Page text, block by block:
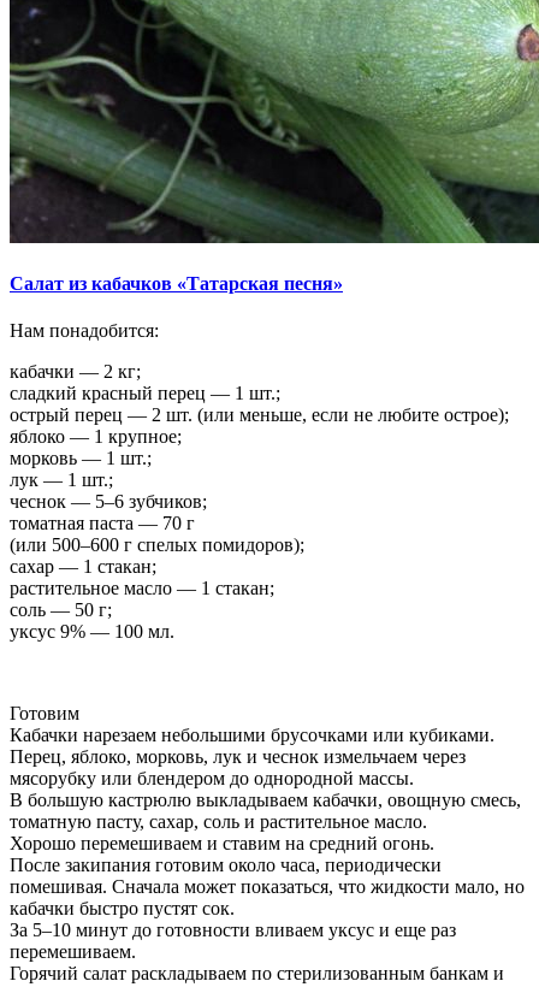
Салат из кабачков «Татарская песня»
Нам понадобится:
кабачки — 2 кг;
сладкий красный перец — 1 шт.;
острый перец — 2 шт. (или меньше, если не любите острое);
яблоко — 1 крупное;
морковь — 1 шт.;
лук — 1 шт.;
чеснок — 5–6 зубчиков;
томатная паста — 70 г
(или 500–600 г спелых помидоров);
сахар — 1 стакан;
растительное масло — 1 стакан;
соль — 50 г;
уксус 9% — 100 мл.
Готовим
Кабачки нарезаем небольшими брусочками или кубиками.
Перец, яблоко, морковь, лук и чеснок измельчаем через
мясорубку или блендером до однородной массы.
В большую кастрюлю выкладываем кабачки, овощную смесь,
томатную пасту, сахар, соль и растительное масло.
Хорошо перемешиваем и ставим на средний огонь.
После закипания готовим около часа, периодически
помешивая. Сначала может показаться, что жидкости мало, но
кабачки быстро пустят сок.
За 5–10 минут до готовности вливаем уксус и еще раз
перемешиваем.
Горячий салат раскладываем по стерилизованным банкам и